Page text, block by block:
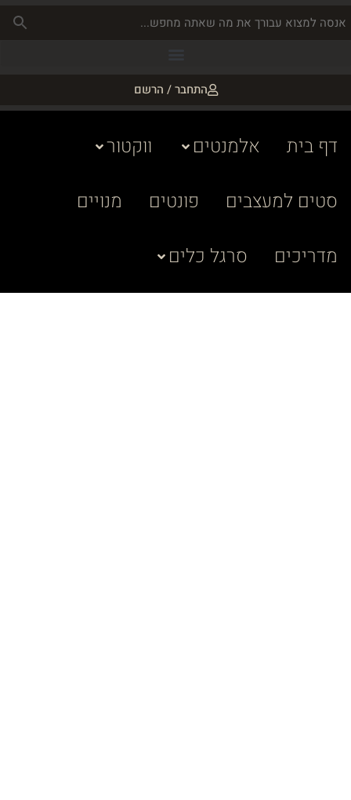
התחבר / הרשם
דף בית אלמנטים
ווקטור
סטים למעצבים
פונטים
מנויים
מדריכים
סרגל כלים